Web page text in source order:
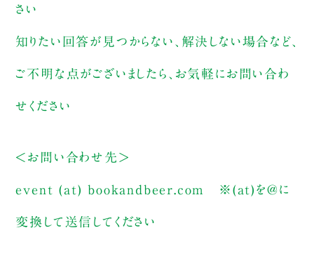
さい
知りたい回答が見つからない、解決しない場合など、
ご不明な点がございましたら、お気軽にお問い合わ
せください
＜お問い合わせ先＞
event (at) bookandbeer.com ※(at)を@に
変換して送信してください